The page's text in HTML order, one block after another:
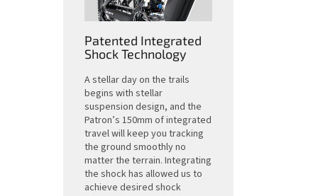
Patented Integrated
Shock Technology
A stellar day on the trails
begins with stellar
suspension design, and the
Patron’s 150mm of integrated
travel will keep you tracking
the ground smoothly no
matter the terrain. Integrating
the shock has allowed us to
achieve desired shock